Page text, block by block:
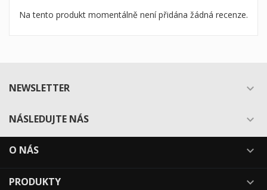
Na tento produkt momentálně není přidána žádná recenze.
NEWSLETTER 
NÁSLEDUJTE NÁS 
O NÁS 
PRODUKTY 